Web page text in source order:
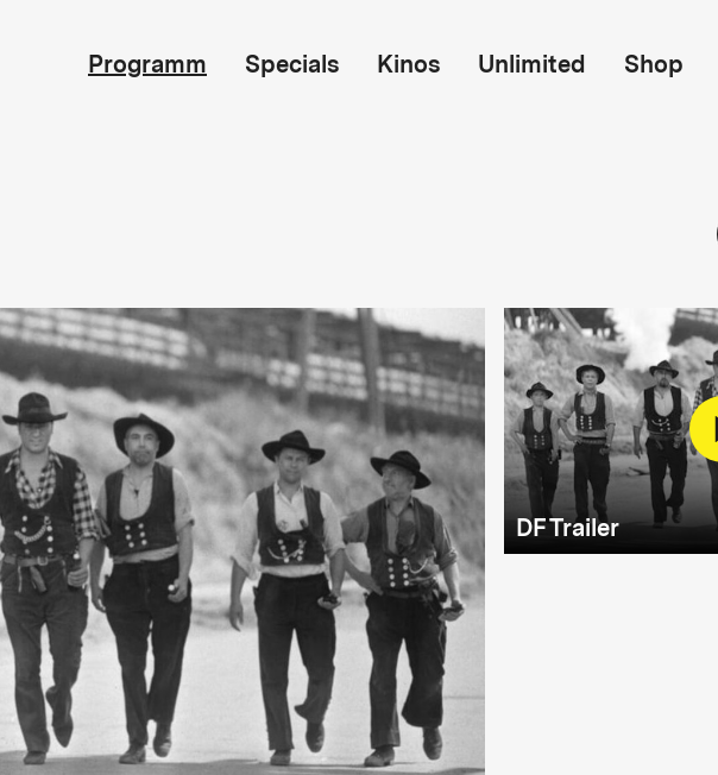
Programm Specials Kinos Unlimited Shop
DF Trailer